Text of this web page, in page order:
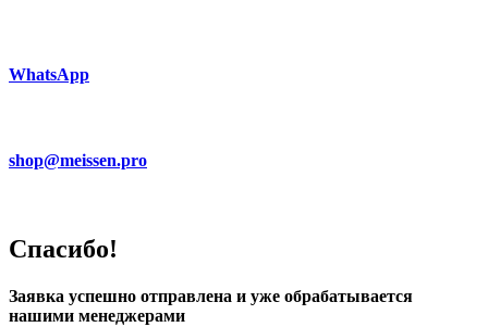
WhatsApp
shop@meissen.pro
Спасибо!
Заявка успешно отправлена и уже обрабатывается
нашими менеджерами